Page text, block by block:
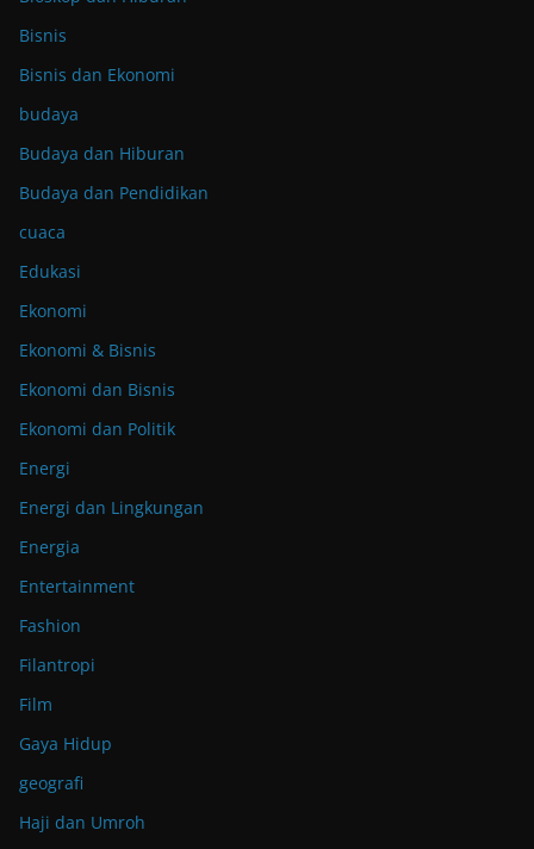
Bisnis
Bisnis dan Ekonomi
budaya
Budaya dan Hiburan
Budaya dan Pendidikan
cuaca
Edukasi
Ekonomi
Ekonomi & Bisnis
Ekonomi dan Bisnis
Ekonomi dan Politik
Energi
Energi dan Lingkungan
Energia
Entertainment
Fashion
Filantropi
Film
Gaya Hidup
geografi
Haji dan Umroh